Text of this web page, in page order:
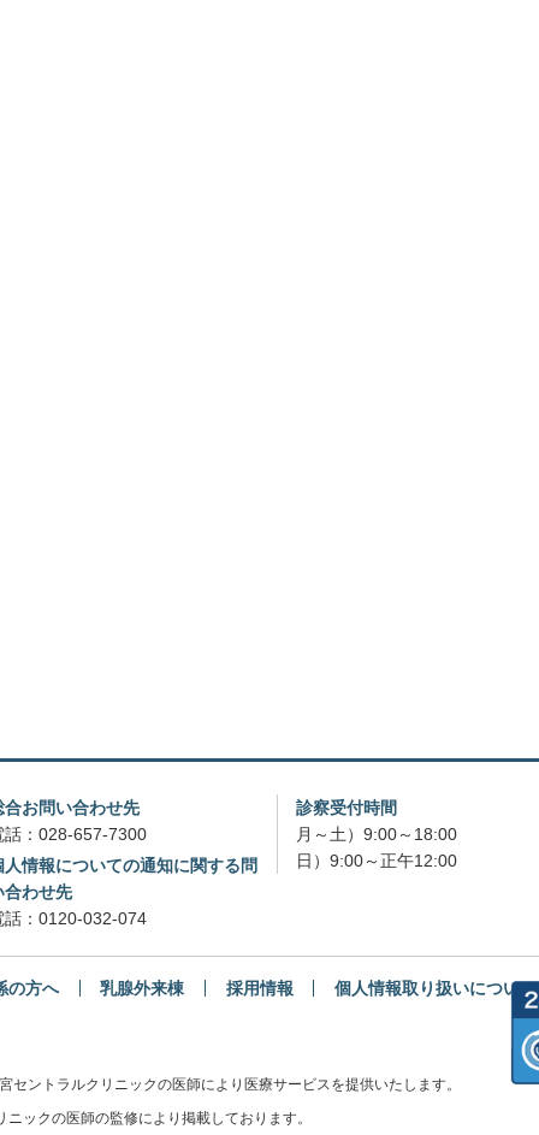
合お問い合わせ先
話： 028-657-7300
人情報についての通知に関する問
合わせ先
話： 0120-032-074
診察受付時間
月～土）9:00～18:00
日）9:00～正午12:00
の方へ 乳腺外来棟 採用情報 個人情報取り扱いについて
ントラルクリニックの医師により医療サービスを提供いたします。
ックの医師の監修により掲載しております。